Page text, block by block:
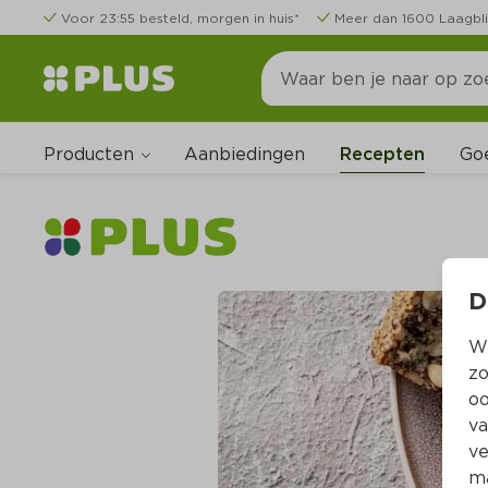
Voor 23:55 besteld, morgen in huis* Meer dan 1600
Producten Aanbiedingen Recepten